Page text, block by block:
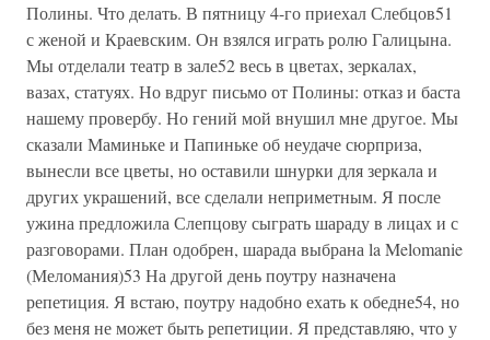
Полины. Что делать. В пятницу 4-го приехал Слебцов51
с женой и Краевским. Он взялся играть ролю Галицына.
Мы отделали театр в зале52 весь в цветах, зеркалах,
вазах, статуях. Но вдруг письмо от Полины: отказ и баста
нашему провербу. Но гений мой внушил мне другое. Мы
сказали Маминьке и Папиньке об неудаче сюрприза,
вынесли все цветы, но оставили шнурки для зеркала и
других украшений, все сделали неприметным. Я после
ужина предложила Слепцову сыграть шараду в лицах и с
разговорами. План одобрен, шарада выбрана la Melomanie
(Меломания)53 На другой день поутру назначена
репетиция. Я встаю, поутру надобно ехать к обедне54, но
без меня не может быть репетиции. Я представляю, что у